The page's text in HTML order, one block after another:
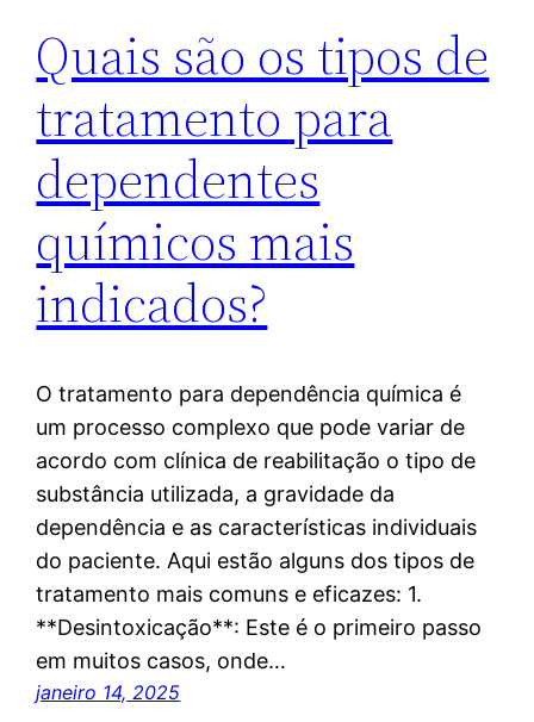
Quais são os tipos de
tratamento para
dependentes
químicos mais
indicados?
O tratamento para dependência química é
um processo complexo que pode variar de
acordo com clínica de reabilitação o tipo de
substância utilizada, a gravidade da
dependência e as características individuais
do paciente. Aqui estão alguns dos tipos de
tratamento mais comuns e eficazes: 1.
**Desintoxicação**: Este é o primeiro passo
em muitos casos, onde…
janeiro 14, 2025